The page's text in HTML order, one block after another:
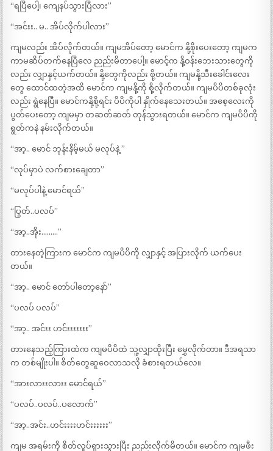
“ရပြီပေါ့၊ ကျေနပ်သွားပြီလား”
“အင်းး.. မ.. အိပ်လိုက်ပါလား”
ကျမလည်း အိပ်လိုက်တယ်။ ကျမအိပ်တော့ မောင်က နို့စိုးပေးတော့ ကျမက
ကာမဆိပ်တက်နေပြီလေ ညည်းမိတာပေါ့။ မောင့်က နို့ဝန်းဘေးသားတွေကို
လည်း လျှာနှင့်ယက်တယ်။ နို့တွေကိုလည်း စို့တယ်။ ကျမနို့သီးခေါင်းလေး
တွေ ထောင်ထတဲ့အထိ မောင်က ကျမနို့ကို စို့လိုက်တယ်။ ကျမပိပိတစ်ခုလုံး
လည်း ရွဲနေပြီ။ မောင်ကနို့စို့ရင်း ပိပိကိုပါ နှိုက်နေသေးတယ်။ အစေ့လေးကို
ပွတ်ပေးတော့ ကျမမှာ တဆတ်ဆတ် တုန်သွားရတယ်။ မောင်က ကျမပိပိကို
ရွတ်ကနဲ နမ်းလိုက်တယ်။
“အာ့.. မောင် ဘုန်းနိမ့်မယ် မလုပ်နဲ့ ”
“လုပ်မှာပဲ လက်စားချေတာ”
“မလုပ်ပါနဲ့ မောင်ရယ်”
“ပြွတ်..ပလပ်”
“အာ့..အိုး………”
တားနေတဲ့ကြားက မောင်က ကျမပိပိကို လျှာနှင့် အပြားလိုက် ယက်ပေး
တယ်။
“အာ့.. မောင် တော်ပါတော့နော်”
“ပလပ် ပလပ်”
“အာ့.. အင်းး ဟင်းးးးးးး”
တားနေသည့်ကြားထဲက ကျမပိပိထဲ သူ့လျှာထိုးပြီး မွှေလိုက်တာ။ ဒီအရသာ
က တစ်မျိုးပါ။ စိတ်တွေဆူဝေလာသလို ခံစားရတယ်လေ။
“အားလားးလားး မောင်ရယ်”
“ပလပ်..ပလပ်..ပလောက်”
“အာ့..အင်း..ဟင်းးးးဟင်းးးးးး”
ကျမ အရမ်းကို စိတ်လှုပ်ရှားသွားပြီး ညည်းလိုက်မိတယ်။ မောင်က ကျမဖီး